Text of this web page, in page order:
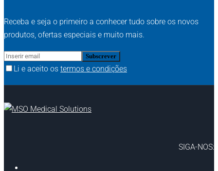
Receba e seja o primeiro a conhecer tudo sobre os novos
produtos, ofertas especiais e muito mais.
Li e aceito os termos e condições
SIGA-NOS: